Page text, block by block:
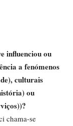
influenciou ou
a fenómenos
culturais
ou
chama-se